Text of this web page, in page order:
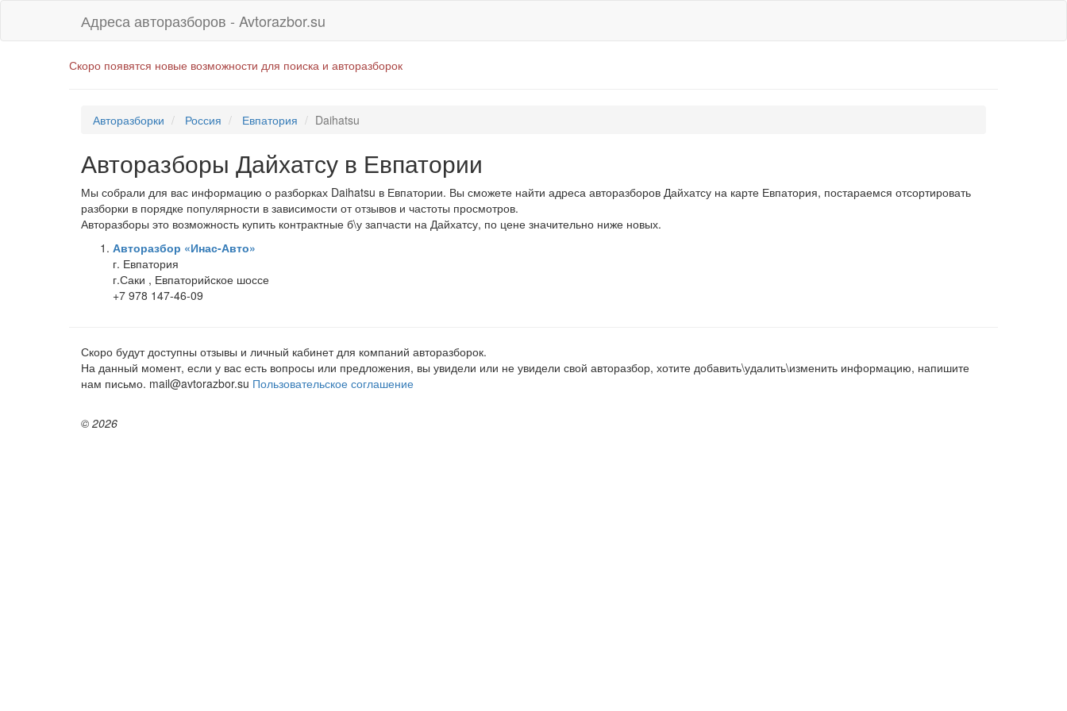
Адреса авторазборов - Avtorazbor.su
Скоро появятся новые возможности для поиска и авторазборок
Авторазборки Россия Евпатория Daihatsu
Авторазборы Дайхатсу в Евпатории
Мы собрали для вас информацию о разборках Daihatsu в Евпатории. Вы сможете найти адреса авторазборов Дайхатсу на карте Евпатория, постараемся отсортировать
разборки в порядке популярности в зависимости от отзывов и частоты просмотров.
Авторазборы это возможность купить контрактные б\у запчасти на Дайхатсу, по цене значительно ниже новых.
Авторазбор «Инас-Авто»
г. Евпатория
г.Саки , Евпаторийское шоссе
+7 978 147-46-09
Скоро будут доступны отзывы и личный кабинет для компаний авторазборок.
На данный момент, если у вас есть вопросы или предложения, вы увидели или не увидели свой авторазбор, хотите добавить\удалить\изменить информацию, напишите
нам письмо. mail@avtorazbor.su Пользовательское соглашение
© 2026